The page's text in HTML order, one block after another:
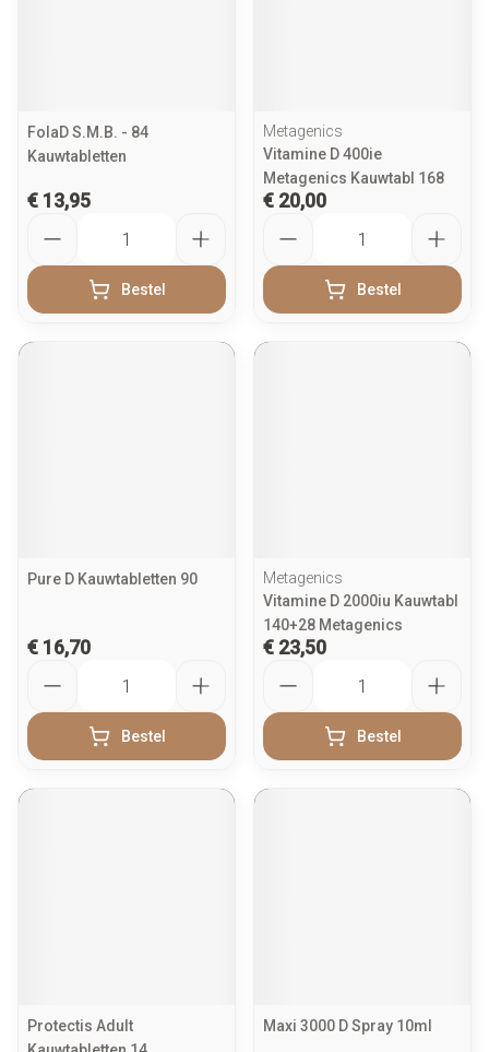
FolaD S.M.B. - 84
Kauwtabletten
€ 13,95
Bestel
Metagenics
Vitamine D 400ie
Metagenics Kauwtabl 168
€ 20,00
Bestel
Pure D Kauwtabletten 90
€ 16,70
Bestel
Metagenics
Vitamine D 2000iu Kauwtabl
140+28 Metagenics
€ 23,50
Bestel
Protectis Adult
Maxi 3000 D Spray 10ml